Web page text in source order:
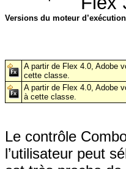
Versions du moteur
A partir de Flex 4.0, Adobe
cette classe.
A partir de Flex 4.0, Adobe
à cette classe.
Le contrôle
l’utilisateur peut